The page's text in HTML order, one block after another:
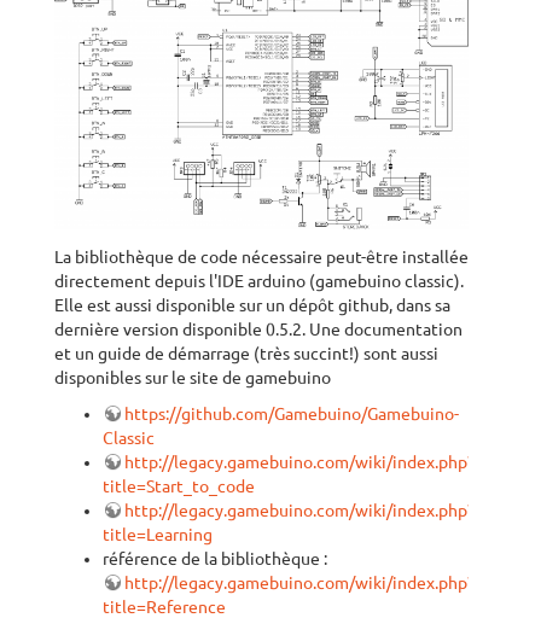
La bibliothèque de code nécessaire peut-être installée
directement depuis l'IDE arduino (gamebuino classic).
Elle est aussi disponible sur un dépôt github, dans sa
dernière version disponible 0.5.2. Une documentation
et un guide de démarrage (très succint!) sont aussi
disponibles sur le site de gamebuino
https://github.com/Gamebuino/Gamebuino-
Classic
http://legacy.gamebuino.com/wiki/index.php?
title=Start_to_code
http://legacy.gamebuino.com/wiki/index.php?
title=Learning
référence de la bibliothèque :
http://legacy.gamebuino.com/wiki/index.php?
title=Reference